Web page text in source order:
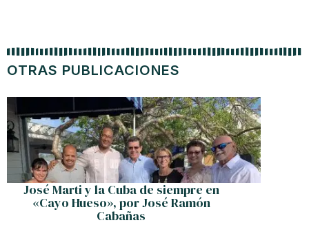
OTRAS PUBLICACIONES
José Marti y la Cuba de siempre en
«Cayo Hueso», por José Ramón
Cabañas